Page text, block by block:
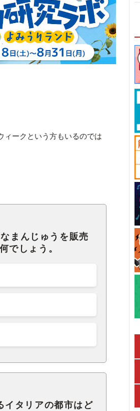
ィークという方もいるのでは
まんじゅうを販売
でしょう。
イタリアの都市はど